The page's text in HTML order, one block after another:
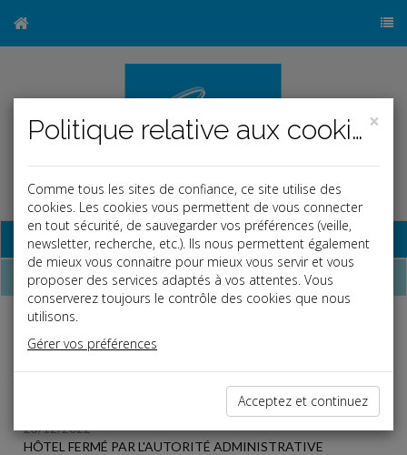
Base documentaire
Dépêches
Liste des dernières dépêches
23/12/2022
HÔTEL FERMÉ PAR L'AUTORITÉ ADMINISTRATIVE
×
Politique relative aux cookies
Comme tous les sites de confiance, ce site utilise des
cookies. Les cookies vous permettent de vous connecter
en tout sécurité, de sauvegarder vos préférences (veille,
newsletter, recherche, etc.). Ils nous permettent également
de mieux vous connaitre pour mieux vous servir et vous
proposer des services adaptés à vos attentes. Vous
conserverez toujours le contrôle des cookies que nous
utilisons.
Gérer vos préférences
Acceptez et continuez